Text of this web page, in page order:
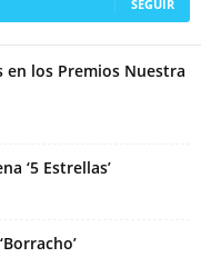
SEGUIR
los Premios Nuestra
‘5 Estrellas’